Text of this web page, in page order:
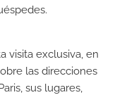
visita exclusiva, en
las direcciones
sus lugares,